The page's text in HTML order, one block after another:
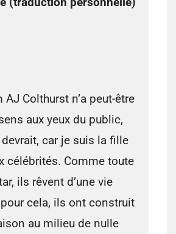
AJ Colthurst n’a peut-être
aux yeux du public,
car je suis la fille
célébrités. Comme toute
ils rêvent d’une vie
cela, ils ont construit
au milieu de nulle